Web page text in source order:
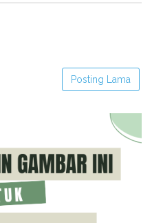
Posting Lama